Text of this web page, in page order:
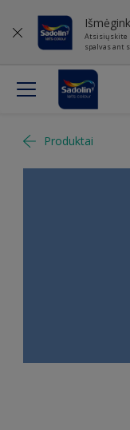
Atsisiųskite
spalvas ant
Produktai